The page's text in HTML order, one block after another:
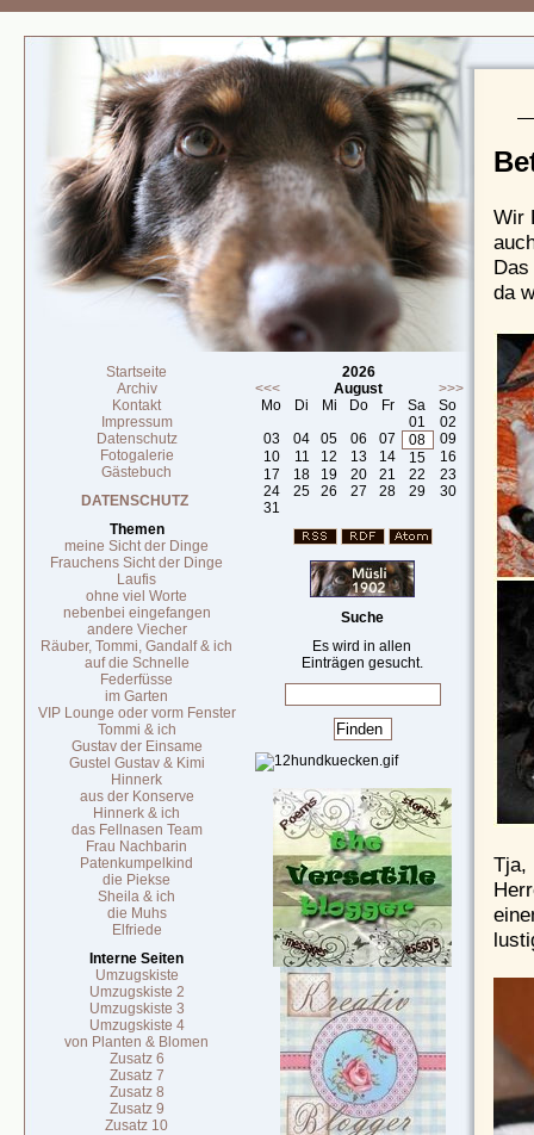
Startseite
Archiv
Kontakt
Impressum
Datenschutz
Fotogalerie
Gästebuch
DATENSCHUTZ
Themen
meine Sicht der Dinge
Frauchens Sicht der Dinge
Laufis
ohne viel Worte
nebenbei eingefangen
andere Viecher
Räuber, Tommi, Gandalf & ich
auf die Schnelle
Federfüsse
im Garten
VIP Lounge oder vorm Fenster
Tommi & ich
Gustav der Einsame
Gustel Gustav & Kimi
Hinnerk
aus der Konserve
Hinnerk & ich
das Fellnasen Team
Frau Nachbarin
Patenkumpelkind
die Piekse
Sheila & ich
die Muhs
Elfriede
Interne Seiten
Umzugskiste
Umzugskiste 2
Umzugskiste 3
Umzugskiste 4
von Planten & Blomen
Zusatz 6
Zusatz 7
Zusatz 8
Zusatz 9
Zusatz 10
2026
<<<
August
>>>
Mo
Di Mi Do Fr Sa
So
01
02
03
04 05 06 07 08
09
10
11 12 13 14 15
16
17
18 19 20 21 22
23
24
25 26 27 28 29
30
31
Suche
Es wird in allen
Einträgen gesucht.
Wir
da
Tja,